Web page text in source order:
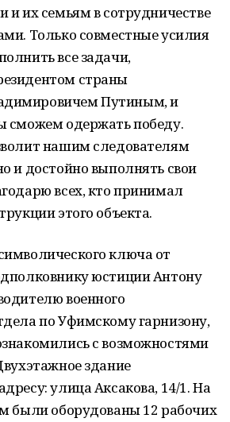
и их семьям в сотрудничестве
Только совместные усилия
все задачи,
страны
Путиным, и
сможем одержать победу.
нашим следователям
и достойно выполнять свои
всех, кто принимал
этого объекта.
ключа от
юстиции Антону
военного
по Уфимскому гарнизону,
с возможностями
здание
улица Аксакова, 14/1. На
были оборудованы 12 рабочих